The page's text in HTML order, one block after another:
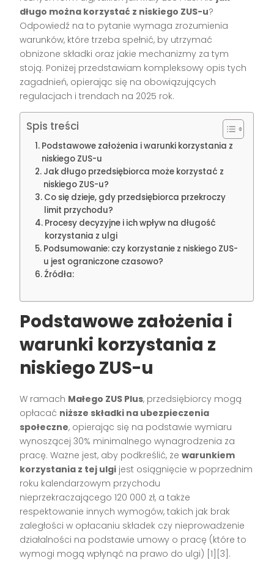
długo można korzystać z niskiego ZUS-u?
Odpowiedź na to pytanie wymaga zrozumienia
warunków, które trzeba spełnić, by utrzymać
obniżone składki oraz jakie mechanizmy za tym
stoją. Poniżej przedstawiam kompleksowy opis tych
zagadnień, opierając się na obowiązujących
regulacjach i trendach na 2025 rok.
Spis treści
Podstawowe założenia i warunki korzystania z
niskiego ZUS-u
Jak długo przedsiębiorca może korzystać z
niskiego ZUS-u?
Co się dzieje, gdy przedsiębiorca przekroczy
limit przychodu?
Procesy decyzyjne i ich wpływ na długość
korzystania z ulgi
Podsumowanie: czy korzystanie z niskiego ZUS-
u jest ograniczone czasowo?
Źródła:
Podstawowe założenia i
warunki korzystania z
niskiego ZUS-u
W ramach Małego ZUS Plus, przedsiębiorcy mogą
opłacać niższe składki na ubezpieczenia
społeczne, opierając się na podstawie wymiaru
wynoszącej 30% minimalnego wynagrodzenia za
pracę. Ważne jest, aby podkreślić, żewarunkiem
korzystania z tej ulgi jest osiągnięcie w poprzednim
roku kalendarzowym przychodu
nieprzekraczającego 120 000 zł, a także
respektowanie innych wymogów, takich jak brak
zaległości w opłacaniu składek czy nieprowadzenie
działalności na podstawie umowy o pracę (które to
wymogi mogą wpłynąć na prawo do ulgi) [1][3].